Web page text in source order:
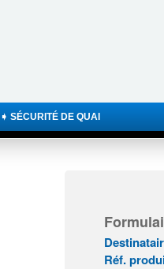
➧ SÉCURITÉ DE QUAI
Réf.